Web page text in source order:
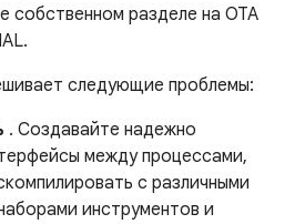
собственном разделе на OTA
следующие проблемы:
. Создавайте надежно
между процессами,
с различными
инструментов и